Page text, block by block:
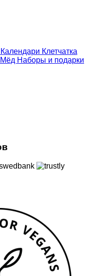
Календари Клетчатка
Мёд Наборы и подарки